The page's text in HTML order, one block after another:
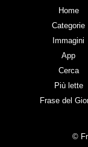
Home
Categorie
Immagini
App
Cerca
Più lette
Frase del
©